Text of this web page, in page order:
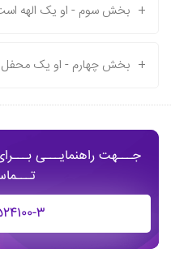
+ بخش سوم - او یک الهه
+ بخش چهارم - او یک
جـــهت راهنمایـــی
۰۲۱-